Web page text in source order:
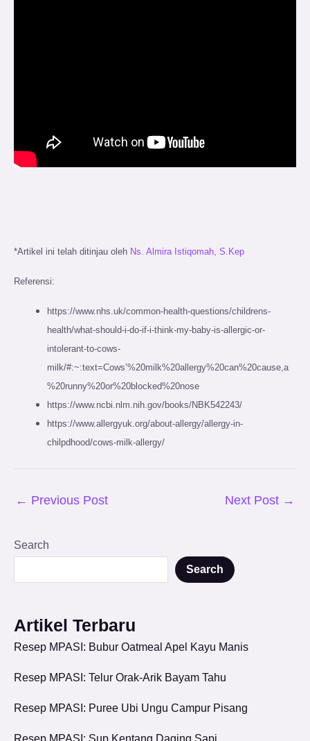
*Artikel ini telah ditinjau oleh Ns. Almira Istiqomah, S.Kep
Referensi:
https://www.nhs.uk/common-health-questions/childrens-
health/what-should-i-do-if-i-think-my-baby-is-allergic-or-
intolerant-to-cows-
milk/#:~:text=Cows’%20milk%20allergy%20can%20cause,a
%20runny%20or%20blocked%20nose
https://www.ncbi.nlm.nih.gov/books/NBK542243/
https://www.allergyuk.org/about-allergy/allergy-in-
chilpdhood/cows-milk-allergy/
← Previous Post Next Post →
Search
Search
Artikel Terbaru
Resep MPASI: Bubur Oatmeal Apel Kayu Manis
Resep MPASI: Telur Orak-Arik Bayam Tahu
Resep MPASI: Puree Ubi Ungu Campur Pisang